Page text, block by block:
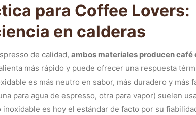
para Coffee Lovers:
en calderas
de calidad, ambos materiales producen café
más rápido y puede ofrecer una respuesta
es más neutro en sabor, más duradero y más
para agua de espresso, otra para vapor) suelen
es hoy el estándar de facto por su